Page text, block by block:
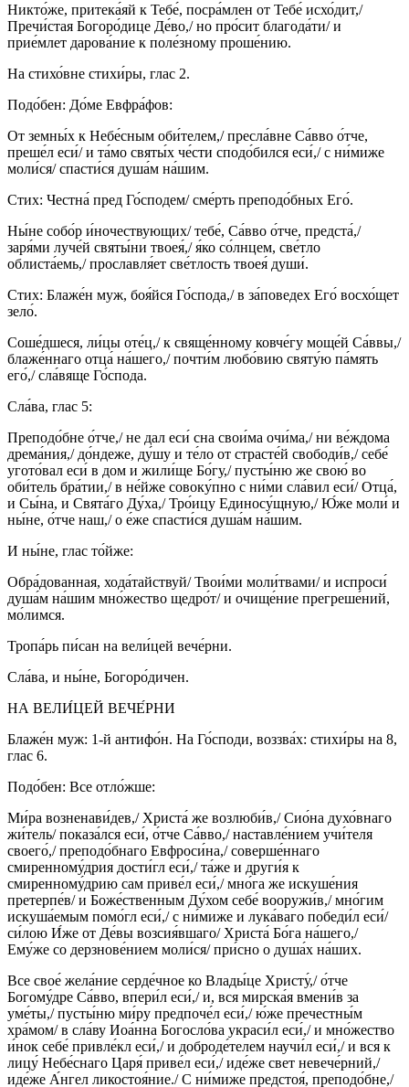
Никто́же, притека́яй к Тебе́, посра́млен от Тебе́ исхо́дит,/
Пречи́стая Богоро́дице Де́во,/ но про́сит благода́ти/ и
прие́млет дарова́ние к поле́зному проше́нию.
На стихо́вне стихи́ры, глас 2.
Подо́бен: До́ме Евфра́фов:
От земны́х к Небе́сным оби́телем,/ пресла́вне Са́вво о́тче,
преше́л еси́/ и та́мо святы́х че́сти сподо́бился еси́,/ с ни́миже
моли́ся/ спасти́ся душа́м на́шим.
Стих: Честна́ пред Го́сподем/ сме́рть преподо́бных Его́.
Ны́не собо́р и́ночествующих/ тебе́, Са́вво о́тче, предста́,/
заря́ми луче́й святы́ни твоея́,/ я́ко со́лнцем, све́тло
облиста́емь,/ прославля́ет све́тлость твоея́ души́.
Стих: Блаже́н муж, боя́йся Го́спода,/ в за́поведех Его́ восхо́щет
зело́.
Соше́дшеся, ли́цы оте́ц,/ к свяще́нному ковче́гу моще́й Са́ввы,/
блаже́ннаго отца́ на́шего,/ почти́м любо́вию святу́ю па́мять
его́,/ сла́вяще Го́спода.
Сла́ва, глас 5:
Преподо́бне о́тче,/ не дал еси́ сна свои́ма очи́ма,/ ни ве́ждома
дрема́ния,/ до́ндеже, ду́шу и те́ло от страсте́й свободи́в,/ себе́
угото́вал еси́ в дом и жили́ще Бо́гу,/ пусты́ню же свою́ во
оби́тель бра́тии,/ в не́йже совоку́пно с ни́ми сла́вил еси́/ Отца́,
и Сы́на, и Свята́го Ду́ха,/ Тро́ицу Единосу́щную,/ Ю́же моли́ и
ны́не, о́тче наш,/ о е́же спасти́ся душа́м на́шим.
И ны́не, глас то́йже:
Обра́дованная, хода́тайствуй/ Твои́ми моли́твами/ и испроси́
душа́м на́шим мно́жество щедро́т/ и очище́ние прегреше́ний,
мо́лимся.
Тропа́рь пи́сан на вели́цей вече́рни.
Сла́ва, и ны́не, Богоро́дичен.
НА ВЕЛИ́ЦЕЙ ВЕЧЕ́РНИ
Блаже́н муж: 1-й антифо́н. На Го́споди, воззва́х: стихи́ры на 8,
глас 6.
Подо́бен: Все отло́жше:
Ми́ра возненави́дев,/ Христа́ же возлюби́в,/ Сио́на духо́внаго
жи́тель/ показа́лся еси́, о́тче Са́вво,/ наставле́нием учи́теля
своего́,/ преподо́бнаго Евфроси́на,/ соверше́ннаго
смиренному́дрия дости́гл еси́,/ та́же и други́я к
смиренному́дрию сам приве́л еси́,/ мно́га же искуше́ния
претерпе́в/ и Боже́ственным Ду́хом себе́ вооружи́в,/ мно́гим
искуша́емым помо́гл еси́,/ с ни́миже и лука́ваго победи́л еси́/
си́лою И́же от Де́вы возсия́вшаго/ Христа́ Бо́га на́шего,/
Ему́же со дерзнове́нием моли́ся/ при́сно о душа́х на́ших.
Все свое́ жела́ние серде́чное ко Влады́це Христу́,/ о́тче
Богому́дре Са́вво, впери́л еси́,/ и, вся мирска́я вмени́в за
уме́ты,/ пусты́ню ми́ру предпоче́л еси́,/ ю́же пречестны́м
хра́мом/ в сла́ву Иоа́нна Богосло́ва украси́л еси́,/ и мно́жество
и́нок себе́ привле́кл еси́,/ и доброде́телем научи́л еси́,/ и вся к
лицу́ Небе́снаго Царя́ приве́л еси́,/ иде́же свет невече́рний,/
иде́же А́нгел ликостоя́ние./ С ни́миже предстоя́, преподо́бне,/